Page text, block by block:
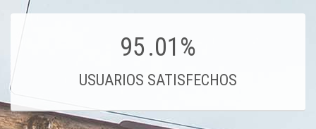
95.01%
USUARIOS SATISFECHOS